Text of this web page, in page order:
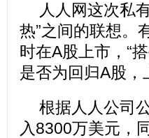
人人网这次私
热”之间的联想。
时在A股上市，“
是否为回归A股，
根据人人公司
入8300万美元，